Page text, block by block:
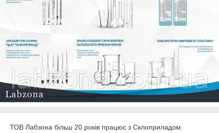
ТОВ Лабзона більш 20 років працює з Склоприладом.